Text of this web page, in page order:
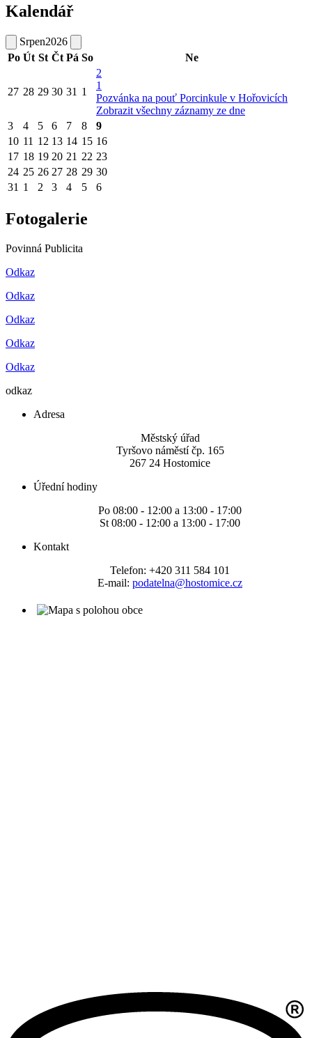
Kalendář
Srpen2026
Po Út St Čt Pá So Ne
27 28 29 30 31 1
2
1
Pozvánka na pouť Porcinkule v Hořovicích
Zobrazit všechny záznamy ze dne
3
4 5 6 7 8
9
10 11 12 13 14 15 16
17 18 19 20 21 22 23
24 25 26 27 28 29 30
31 1 2 3 4 5 6
Fotogalerie
Povinná Publicita
Odkaz
Odkaz
Odkaz
Odkaz
Odkaz
odkaz
Adresa
Městský úřad
Tyršovo náměstí čp. 165
267 24 Hostomice
Úřední hodiny
Po 08:00 - 12:00 a 13:00 - 17:00
St 08:00 - 12:00 a 13:00 - 17:00
Kontakt
Telefon: +420 311 584 101
E-mail: podatelna@hostomice.cz